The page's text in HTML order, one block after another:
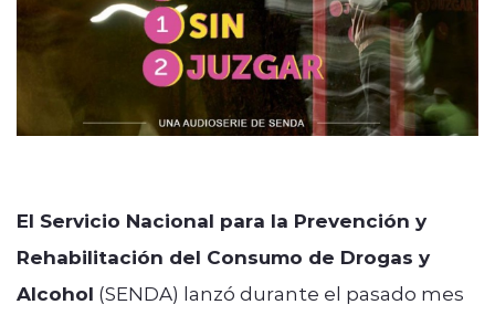
El Servicio Nacional para la Prevención y
Rehabilitación del Consumo de Drogas y
Alcohol (SENDA) lanzó durante el pasado mes